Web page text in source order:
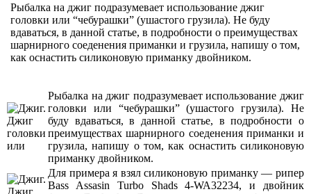
Рыбалка на джиг подразумевает использование джиг
головки или “чебурашки” (ушастого грузила). Не буду
вдаваться, в данной статье, в подробности о преимуществах
шарнирного соеденения приманки и грузила, напишу о том,
как оснастить силиконовую приманку двойником.
Рыбалка на джиг подразумевает использование джиг
головки или “чебурашки” (ушастого грузила). Не
буду вдаваться, в данной статье, в подробности о
преимуществах шарнирного соеденения приманки и
грузила, напишу о том, как оснастить силиконовую
приманку двойником.
Для примера я взял силиконовую приманку — рипер
Bass Assasin Turbo Shads 4-WA32234, и двойник